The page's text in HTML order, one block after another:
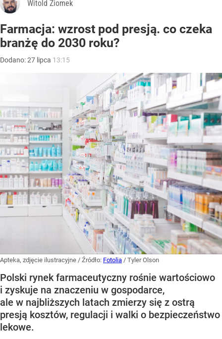
Witold Ziomek
Farmacja: wzrost pod presją. co czeka
branżę do 2030 roku?
Dodano:27 lipca 13:15
Apteka, zdjęcie ilustracyjne / Źródło: Fotolia / Tyler Olson
Polski rynek farmaceutyczny rośnie wartościowo
i zyskuje na znaczeniu w gospodarce,
ale w najbliższych latach zmierzy się z ostrą
presją kosztów, regulacji i walki o bezpieczeństwo
lekowe.